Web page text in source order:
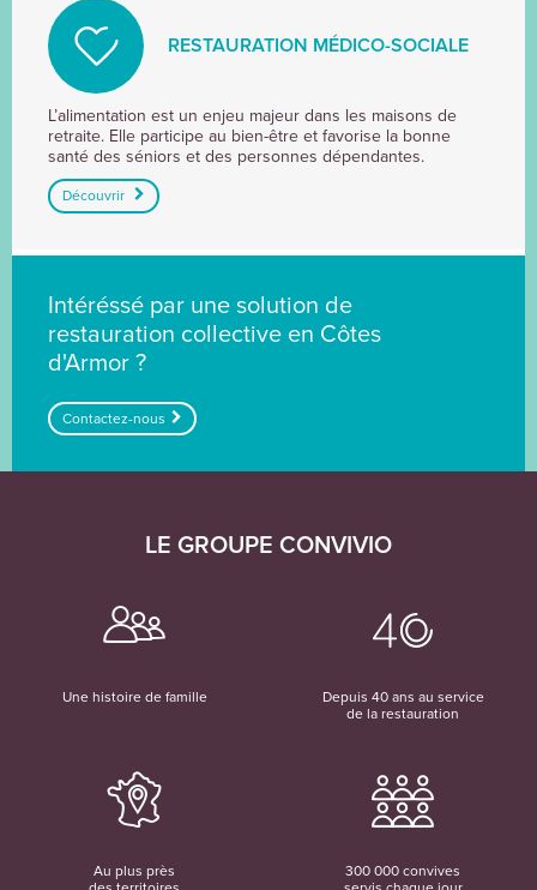
RESTAURATION MÉDICO-SOCIALE
RESTAURATION
MÉDICO-
SOCIALE
L’alimentation est un enjeu majeur dans les maisons de
retraite. Elle participe au bien-être et favorise la bonne
santé des séniors et des personnes dépendantes.
Découvrir
Intéréssé par une solution de
restauration collective en Côtes
d'Armor ?
Contactez-nous
LE GROUPE CONVIVIO
Une histoire de famille
Depuis 40 ans au service
de la restauration
Au plus près
300 000 convives